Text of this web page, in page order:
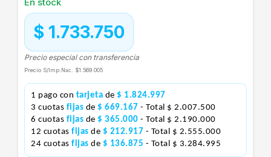
$ 1.733.750
Precio especial con transferencia
Precio S/Imp.Nac. $1.569.005
1 pago con tarjeta de $ 1.824.997
3 cuotas fijas de $ 669.167 - Total $ 2.007.500
6 cuotas fijas de $ 365.000 - Total $ 2.190.000
12 cuotas fijas de $ 212.917 - Total $ 2.555.000
24 cuotas fijas de $ 136.875 - Total $ 3.284.995